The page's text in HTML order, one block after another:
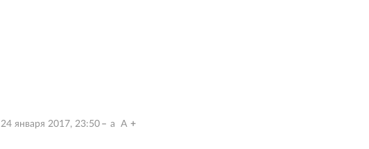
24 января 2017, 23:50 a A